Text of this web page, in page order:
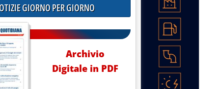
GIORNO PER GIORNO
Archivio
Digitale in PDF